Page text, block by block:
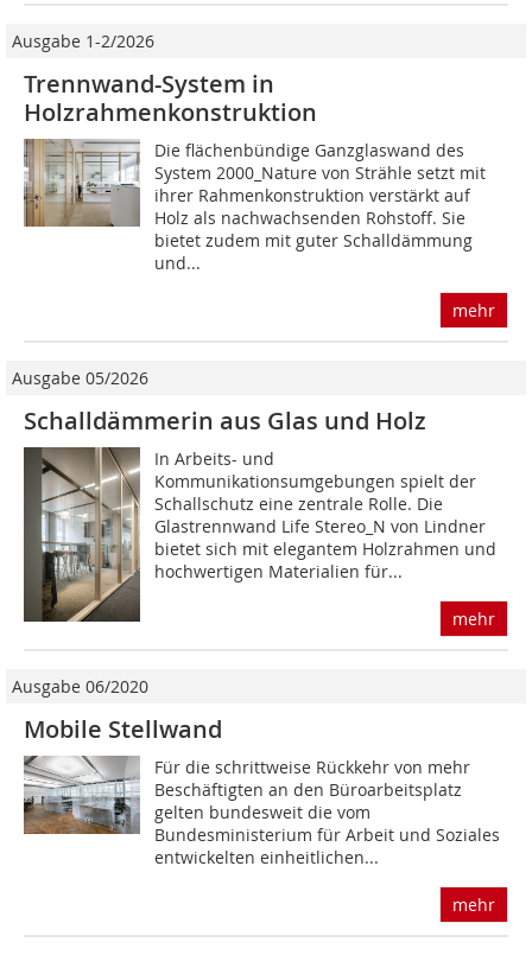
Ausgabe 1-2/2026
Trennwand-System in
Holzrahmenkonstruktion
Die flächenbündige Ganzglaswand des
System 2000_Nature von Strähle setzt mit
ihrer Rahmenkonstruktion verstärkt auf
Holz als nachwachsenden Rohstoff. Sie
bietet zudem mit guter Schalldämmung
und...
mehr
Ausgabe 05/2026
Schalldämmerin aus Glas und Holz
In Arbeits- und
Kommunikationsumgebungen spielt der
Schallschutz eine zentrale Rolle. Die
Glastrennwand Life Stereo_N von Lindner
bietet sich mit elegantem Holzrahmen und
hochwertigen Materialien für...
mehr
Ausgabe 06/2020
Mobile Stellwand
Für die schrittweise Rückkehr von mehr
Beschäftigten an den Büroarbeitsplatz
gelten bundesweit die vom
Bundesministerium für Arbeit und Soziales
entwickelten einheitlichen...
mehr